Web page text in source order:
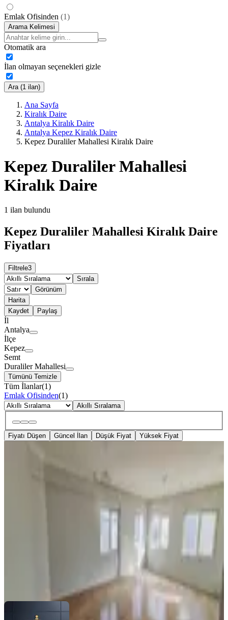
Emlak Ofisinden (1)
Arama Kelimesi
Otomatik ara
İlan olmayan seçenekleri gizle
Ara (1 ilan)
Ana Sayfa
Kiralık Daire
Antalya Kiralık Daire
Antalya Kepez Kiralık Daire
Kepez Duraliler Mahallesi Kiralık Daire
Kepez Duraliler Mahallesi
Kiralık Daire
1 ilan bulundu
Kepez Duraliler Mahallesi Kiralık Daire
Fiyatları
Filtrele3
Sırala
Görünüm
Harita
Kaydet
Paylaş
İl
Antalya
İlçe
Kepez
Semt
Duraliler Mahallesi
Tümünü Temizle
Tüm İlanlar(1)
Emlak Ofisinden(1)
Akıllı Sıralama
Fiyatı Düşen Güncel İlan Düşük Fiyat Yüksek Fiyat
Manzaralı 3+1 En Üst Kat
Kepez, Duraliler Mahallesi
21.06.2026